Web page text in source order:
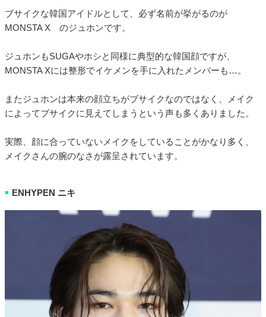
ブサイクな韓国アイドルとして、必ず名前が挙がるのが
MONSTA X のジュホンです。
ジュホンもSUGAやホシと同様に典型的な韓国顔ですが、
MONSTA Xには整形でイケメンを手に入れたメンバーも…。
またジュホンは本来の顔立ちがブサイクなのではなく、メイク
によってブサイクに見えてしまうという声も多くありました。
実際、顔に合っていないメイクをしていることがかなり多く、
メイクさんの腕のなさが露呈されています。
■ ENHYPEN ニキ